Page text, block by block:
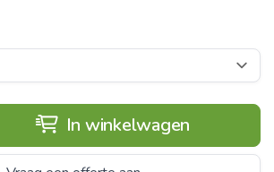
In winkelwagen